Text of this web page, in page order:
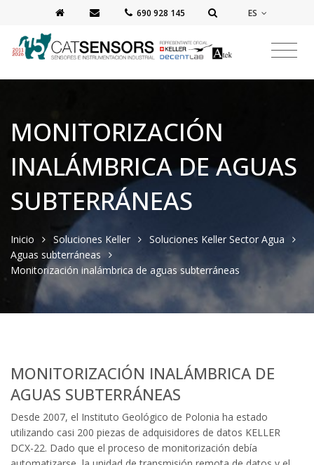
‭690 928 145‬ ES
MONITORIZACIÓN
INALÁMBRICA DE AGUAS
SUBTERRÁNEAS
Inicio Soluciones Keller
Soluciones Keller Sector Agua
Aguas subterráneas
Monitorización inalámbrica de aguas subterráneas
MONITORIZACIÓN INALÁMBRICA DE
AGUAS SUBTERRÁNEAS
Desde 2007, el Instituto Geológico de Polonia ha estado
utilizando casi 200 piezas de adquisidores de datos KELLER
DCX-22. Dado que el proceso de monitorización debía